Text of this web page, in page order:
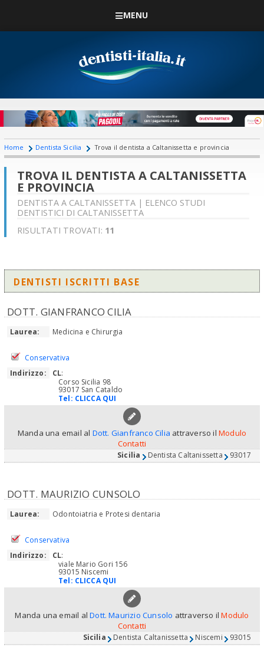
MENU
Home Dentista Sicilia Trova il dentista a Caltanissetta e provincia
TROVA IL DENTISTA A CALTANISSETTA
E PROVINCIA
DENTISTA A CALTANISSETTA | ELENCO STUDI
DENTISTICI DI CALTANISSETTA
RISULTATI TROVATI: 11
DENTISTI ISCRITTI BASE
DOTT. GIANFRANCO CILIA
Laurea: Medicina e Chirurgia
Conservativa
Indirizzo:
CL:
Corso Sicilia 98
93017 San Cataldo
Tel: CLICCA QUI
Manda una email al Dott. Gianfranco Cilia attraverso il Modulo
Contatti
Sicilia Dentista Caltanissetta 93017
DOTT. MAURIZIO CUNSOLO
Laurea: Odontoiatria e Protesi dentaria
Conservativa
Indirizzo:
CL:
viale Mario Gori 156
93015 Niscemi
Tel: CLICCA QUI
Manda una email alDott. Maurizio Cunsolo attraverso ilModulo
Contatti
Sicilia Dentista Caltanissetta Niscemi 93015